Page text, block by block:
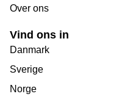
Over ons
Vind ons in
Danmark
Sverige
Norge